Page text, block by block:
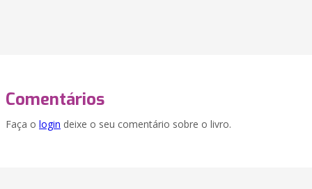
Comentários
Faça o login deixe o seu comentário sobre o livro.